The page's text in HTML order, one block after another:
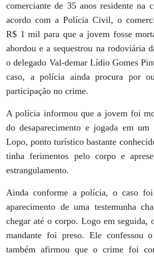
comerciante de 35 anos residente na
acordo com a Polícia Civil, o
R$ 1 mil para que a jovem fosse
abordou e a sequestrou na rodoviária
o delegado Val-demar Lídio Gomes
caso, a polícia ainda procura por
participação no crime.
A polícia informou que a jovem foi
do desaparecimento e jogada em
Lopo, ponto turístico bastante
tinha ferimentos pelo corpo e
estrangulamento.
Ainda conforme a polícia, o caso
aparecimento de uma testemunha
chegar até o corpo. Logo em seguida,
mandante foi preso. Ele confessou
também afirmou que o crime foi